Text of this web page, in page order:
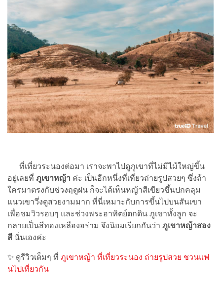
ที่เที่ยวระนองต่อมา เราจะพาไปดูภูเขาที่ไม่มีไม้ใหญ่ขึ้น
อยู่เลยที่ ภูเขาหญ้า ค่ะ เป็นอีกหนึ่งที่เที่ยวถ่ายรูปสวยๆ ซึ่งถ้า
ใครมาตรงกับช่วงฤดูฝน ก็จะได้เห็นหญ้าสีเขียวขึ้นปกคลุม
แนวเขาวึ่งดูสวยงามมาก ที่นี่เหมาะกับการขึ้นไปบนสันเขา
เพื่อชมวิวรอบๆ และช่วงพระอาทิตย์ตกดิน ภูเขาทั้งลูก จะ
กลายเป็นสีทองเหลืองอร่าม จึงนิยมเรียกกันว่า ภูเขาหญ้าสอง
สี นั่นเองค่ะ
✨ ดูรีวิวเต็มๆ ที่ ภูเขาหญ้า ที่เที่ยวระนอง ถ่ายรูปสวย ชวนแฟ
นไปเที่ยวกัน